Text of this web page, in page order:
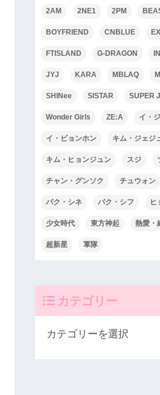
2AM 2NE1 2PM
BOYFRIEND CNBLUE
FTISLAND G-DRAGON
JYJ KARA MBLAQ
SHINee SISTAR SUPER
Wonder Girls ZE:A イ・
イ・ビョンホン キム・ジェジ
キム・ヒョンジュン スジ
チャン・グンソク チュウォン
パク・シネ パク・シフ ヒ
少女時代 東方神起 熱愛・
超新星 軍隊
カテゴリー